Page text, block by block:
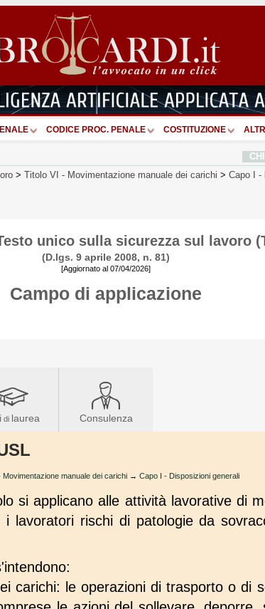
CODICE PROC. PENALE COSTITUZIONE ALTRI
> Titolo VI - Movimentazione manuale dei carichi > Capo I -
unico sulla sicurezza sul lavoro
(D.lgs. 9 aprile 2008, n. 81)
[Aggiornato al 07/04/2026]
Campo di applicazione
di laurea Consulenza
Movimentazione manuale dei carichi → Capo I - Disposizioni generali
si applicano alle attività lavorative di
lavoratori rischi di patologie da
carichi: le operazioni di trasporto o di